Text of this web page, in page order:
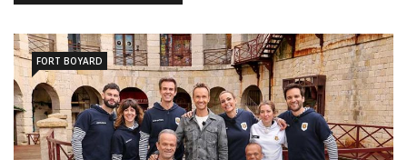
FORT BOYARD